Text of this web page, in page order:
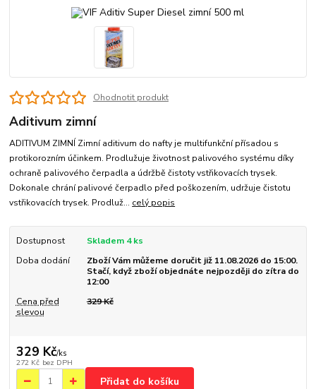
Ohodnotit produkt
Aditivum zimní
ADITIVUM ZIMNÍ Zimní aditivum do nafty je multifunkční přísadou s
protikorozním účinkem. Prodlužuje životnost palivového systému díky
ochraně palivového čerpadla a údržbě čistoty vstřikovacích trysek.
Dokonale chrání palivové čerpadlo před poškozením, udržuje čistotu
vstřikovacích trysek. Prodluž... celý popis
Dostupnost
Skladem 4 ks
Doba dodání
Zboží Vám můžeme doručit již 11.08.2026 do 15:00.
Stačí, když zboží objednáte nejpozději do zítra do
12:00
Cena před
slevou
329 Kč
329 Kč/ks
272 Kč bez DPH
Přidat do košíku